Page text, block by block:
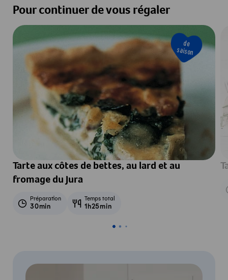
Pour continuer de vous régaler
de
saison
Tarte aux côtes de bettes, au lard et au
fromage du Jura
Préparation
30min
Temps total
1h25min